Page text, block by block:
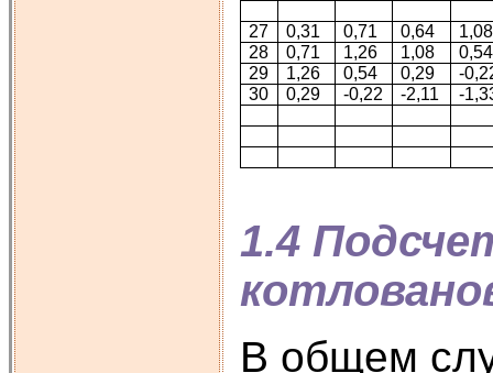
27 0,31 0,71 0,64
1,08
28
0,71 1,26 1,08
0,54
29
1,26 0,54 0,29
-
30
0,29 -0,22 -2,11 -
1.4
В общем